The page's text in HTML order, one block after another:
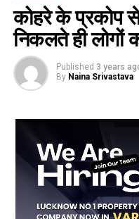
कोहरे के प्रकोप
निकलते ही लोगों
Published 3 years
By Naina Srivastava